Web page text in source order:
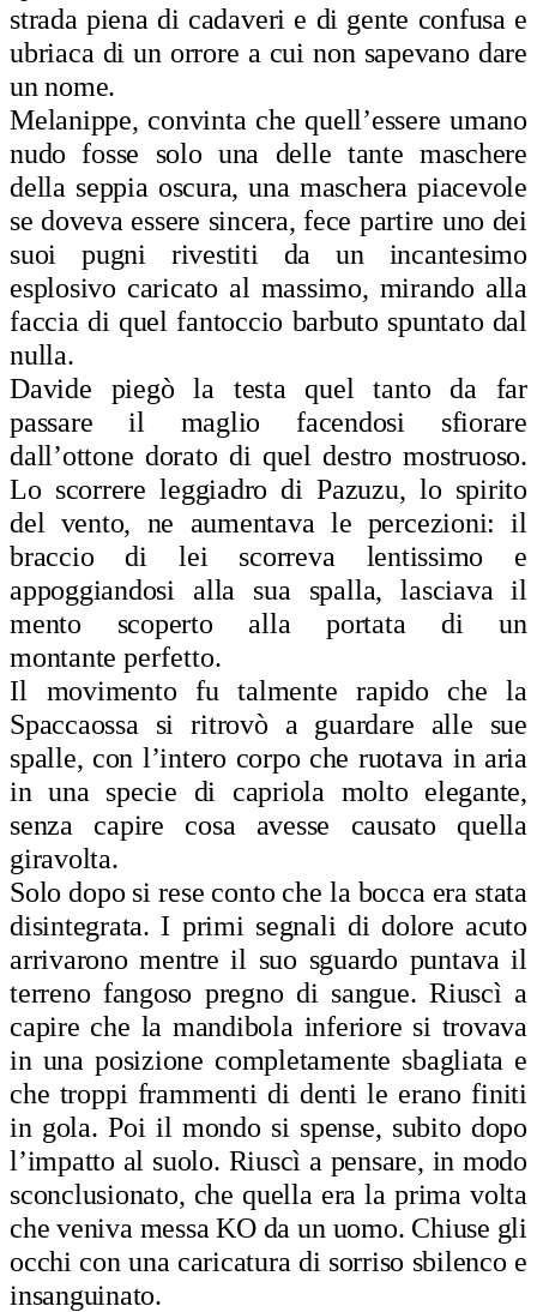
strada piena di cadaveri e di gente confusa e
ubriaca di un orrore a cui non sapevano dare
un nome.
Melanippe, convinta che quell’essere umano
nudo fosse solo una delle tante maschere
della seppia oscura, una maschera piacevole
se doveva essere sincera, fece partire uno dei
suoi pugni rivestiti da un incantesimo
esplosivo caricato al massimo, mirando alla
faccia di quel fantoccio barbuto spuntato dal
nulla.
Davide piegò la testa quel tanto da far
passare il maglio facendosi sfiorare
dall’ottone dorato di quel destro mostruoso.
Lo scorrere leggiadro di Pazuzu, lo spirito
del vento, ne aumentava le percezioni: il
braccio di lei scorreva lentissimo e
appoggiandosi alla sua spalla, lasciava il
mento scoperto alla portata di un
montante perfetto.
Il movimento fu talmente rapido che la
Spaccaossa si ritrovò a guardare alle sue
spalle, con l’intero corpo che ruotava in aria
in una specie di capriola molto elegante,
senza capire cosa avesse causato quella
giravolta.
Solo dopo si rese conto che la bocca era stata
disintegrata. I primi segnali di dolore acuto
arrivarono mentre il suo sguardo puntava il
terreno fangoso pregno di sangue. Riuscì a
capire che la mandibola inferiore si trovava
in una posizione completamente sbagliata e
che troppi frammenti di denti le erano finiti
in gola. Poi il mondo si spense, subito dopo
l’impatto al suolo. Riuscì a pensare, in modo
sconclusionato, che quella era la prima volta
che veniva messa KO da un uomo. Chiuse gli
occhi con una caricatura di sorriso sbilenco e
insanguinato.